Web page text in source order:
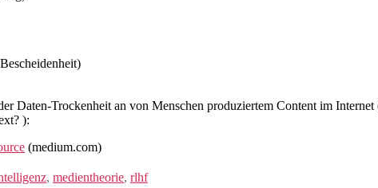
Daten-Trockenheit an von Menschen produziertem Content im
):
(medium.com)
, medientheorie, rlhf